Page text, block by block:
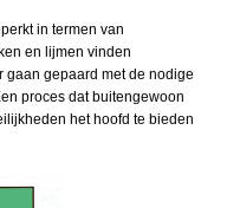
in termen van
en lijmen vinden
gaan gepaard met de nodige
proces dat buitengewoon
het hoofd te bieden